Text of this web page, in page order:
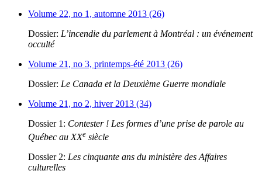
Volume 22, no 1, automne 2013 (26)
Dossier: L’incendie du parlement à Montréal : un événement
occulté
Volume 21, no 3, printemps-été 2013 (26)
Dossier: Le Canada et la Deuxième Guerre mondiale
Volume 21, no 2, hiver 2013 (34)
Dossier 1: Contester ! Les formes d’une prise de parole au
Québec au XXe siècle
Dossier 2: Les cinquante ans du ministère des Affaires
culturelles